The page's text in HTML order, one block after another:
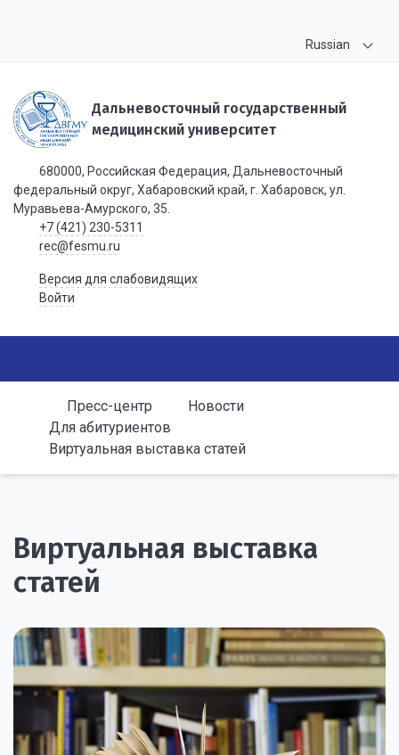
Russian
Дальневосточный государственный
медицинский университет
680000, Российская Федерация, Дальневосточный
федеральный округ, Хабаровский край, г. Хабаровск, ул.
Муравьева-Амурского, 35.
+7 (421) 230-5311
rec@fesmu.ru
Версия для слабовидящих
Войти
Пресс-центр
Новости
Для абитуриентов
Виртуальная выставка статей
Виртуальная выставка
статей